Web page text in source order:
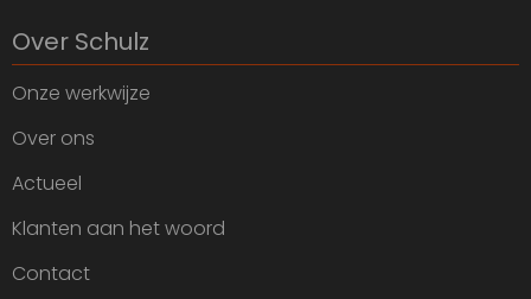
Over Schulz
Onze werkwijze
Over ons
Actueel
Klanten aan het woord
Contact